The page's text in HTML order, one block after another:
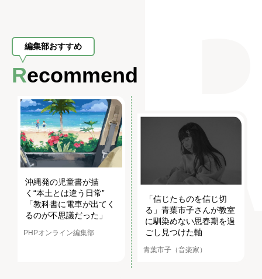
編集部おすすめ
Recommend
沖縄発の児童書が描
く“本土とは違う日常”
「教科書に電車が出てく
るのが不思議だった」
PHPオンライン編集部
「信じたものを信じ切
る」青葉市子さんが教室
に馴染めない思春期を過
ごし見つけた軸
青葉市子（音楽家）